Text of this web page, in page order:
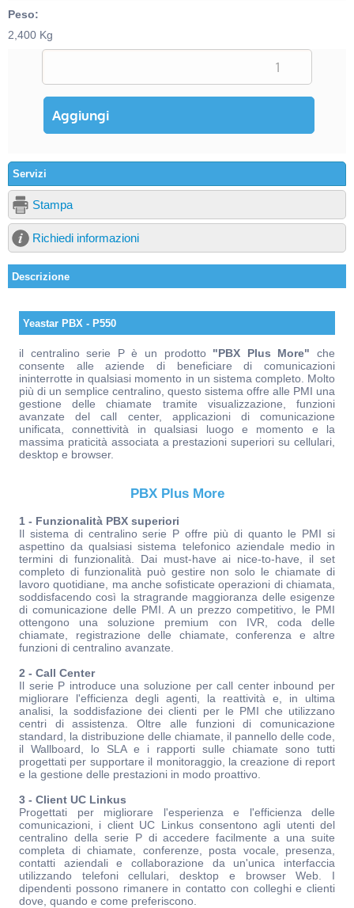
Peso:
2,400 Kg
Servizi
Stampa
Richiedi informazioni
Descrizione
Yeastar PBX - P550
il centralino serie P è un prodotto "PBX Plus More" che
consente alle aziende di beneficiare di comunicazioni
ininterrotte in qualsiasi momento in un sistema completo. Molto
più di un semplice centralino, questo sistema offre alle PMI una
gestione delle chiamate tramite visualizzazione, funzioni
avanzate del call center, applicazioni di comunicazione
unificata, connettività in qualsiasi luogo e momento e la
massima praticità associata a prestazioni superiori su cellulari,
desktop e browser.
PBX Plus More
1 - Funzionalità PBX superiori
Il sistema di centralino serie P offre più di quanto le PMI si
aspettino da qualsiasi sistema telefonico aziendale medio in
termini di funzionalità. Dai must-have ai nice-to-have, il set
completo di funzionalità può gestire non solo le chiamate di
lavoro quotidiane, ma anche sofisticate operazioni di chiamata,
soddisfacendo così la stragrande maggioranza delle esigenze
di comunicazione delle PMI. A un prezzo competitivo, le PMI
ottengono una soluzione premium con IVR, coda delle
chiamate, registrazione delle chiamate, conferenza e altre
funzioni di centralino avanzate.
2 - Call Center
Il serie P introduce una soluzione per call center inbound per
migliorare l'efficienza degli agenti, la reattività e, in ultima
analisi, la soddisfazione dei clienti per le PMI che utilizzano
centri di assistenza. Oltre alle funzioni di comunicazione
standard, la distribuzione delle chiamate, il pannello delle code,
il Wallboard, lo SLA e i rapporti sulle chiamate sono tutti
progettati per supportare il monitoraggio, la creazione di report
e la gestione delle prestazioni in modo proattivo.
3 - Client UC Linkus
Progettati per migliorare l'esperienza e l'efficienza delle
comunicazioni, i client UC Linkus consentono agli utenti del
centralino della serie P di accedere facilmente a una suite
completa di chiamate, conferenze, posta vocale, presenza,
contatti aziendali e collaborazione da un'unica interfaccia
utilizzando telefoni cellulari, desktop e browser Web. I
dipendenti possono rimanere in contatto con colleghi e clienti
dove, quando e come preferiscono.